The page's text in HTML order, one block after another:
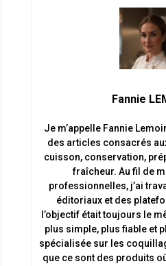
Fannie
Je m’appelle Fannie
des articles consacrés
cuisson, conservation,
fraîcheur. Au fil de
professionnelles, j’ai
éditoriaux et des
l’objectif était toujours le
plus simple, plus fiable et
spécialisée sur les
que ce sont des produits